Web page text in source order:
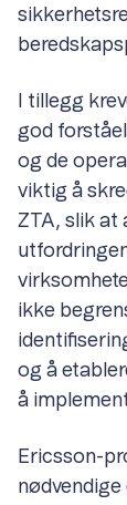
I tillegg
god
og de
viktig å
ZTA, slik at
ikke
og å
å
Ericsson-